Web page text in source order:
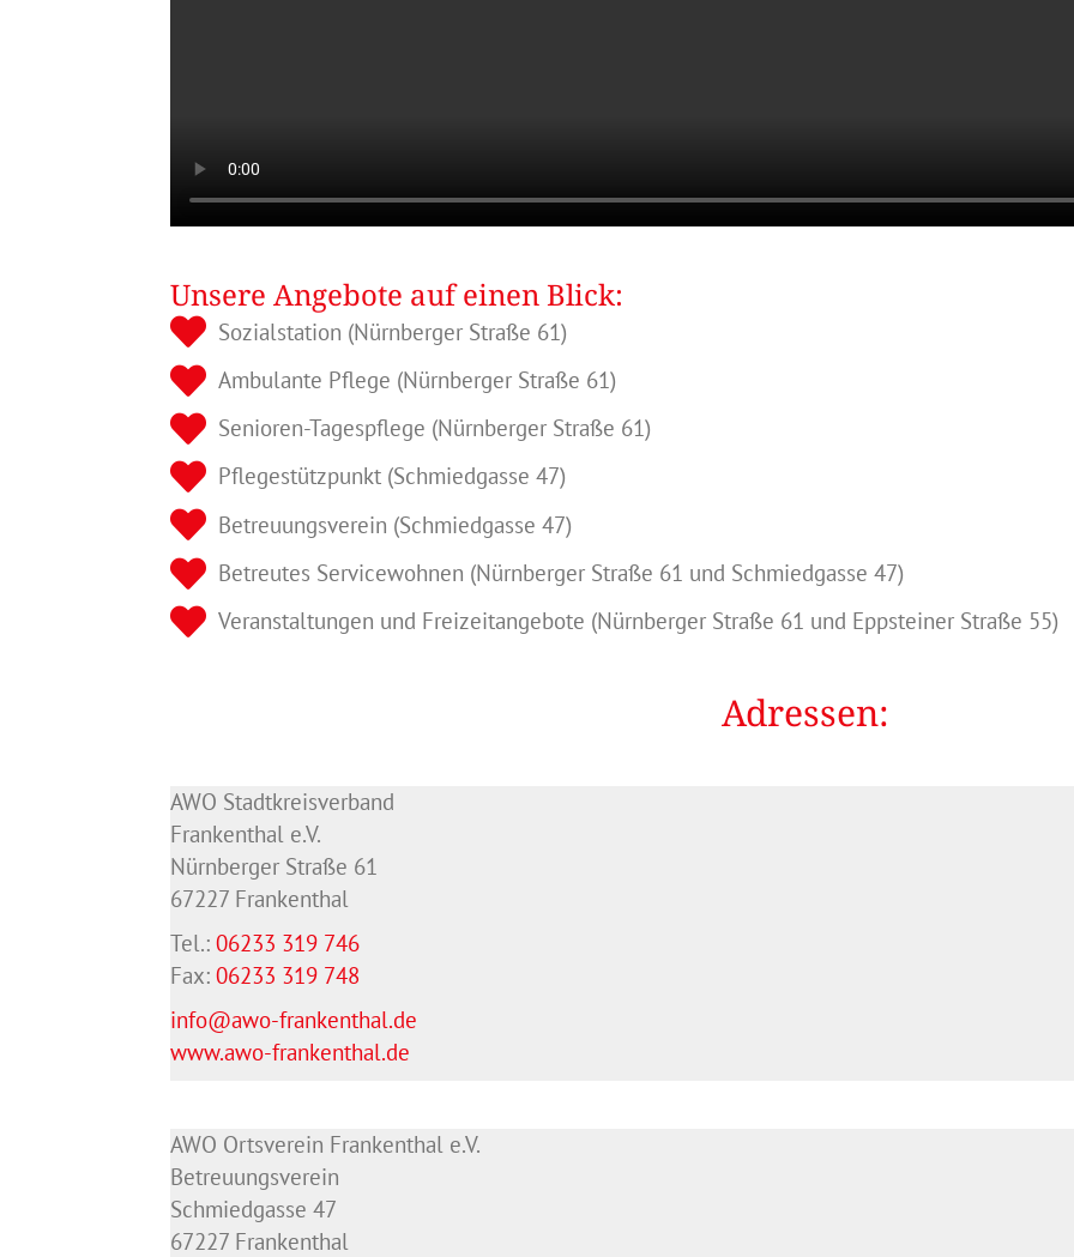
Unsere Angebote auf einen Blick:
Sozialstation (Nürnberger Straße 61)
Ambulante Pflege (Nürnberger Straße 61)
Senioren-Tagespflege (Nürnberger Straße 61)
Pflegestützpunkt (Schmiedgasse 47)
Betreuungsverein (Schmiedgasse 47)
Betreutes Servicewohnen (Nürnberger Straße 61 und Schmiedgasse 47)
Veranstaltungen und Freizeitangebote (Nürnberger Straße 61 und Eppsteiner Straße 55)
Adressen:
AWO Stadtkreisverband
Frankenthal e.V.
Nürnberger Straße 61
67227 Frankenthal
Tel.: 06233 319 746
Fax: 06233 319 748
info@awo-frankenthal.de
www.awo-frankenthal.de
AWO Ortsverein Frankenthal e.V.
Betreuungsverein
Schmiedgasse 47
67227 Frankenthal